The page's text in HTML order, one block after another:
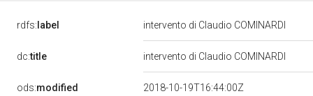
rdfs: label intervento di Claudio COMINARDI
dc:title intervento di Claudio COMINARDI
ods:modified 2018-10-19T16:44:00Z